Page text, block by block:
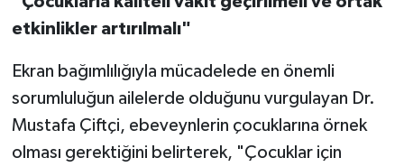
etkinlikler artırılmalı"
Ekran bağımlılığıyla mücadelede en önemli
sorumluluğun ailelerde olduğunu vurgulayan Dr.
Mustafa Çiftçi, ebeveynlerin çocuklarına örnek
olması gerektiğini belirterek, "Çocuklar için